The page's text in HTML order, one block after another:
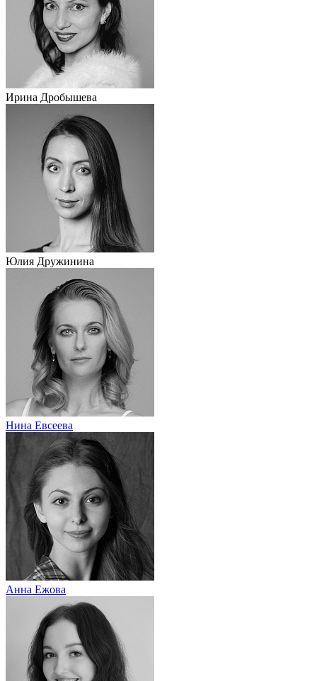
Ирина Дробышева
Юлия Дружинина
Нина Евсеева
Анна Ежова